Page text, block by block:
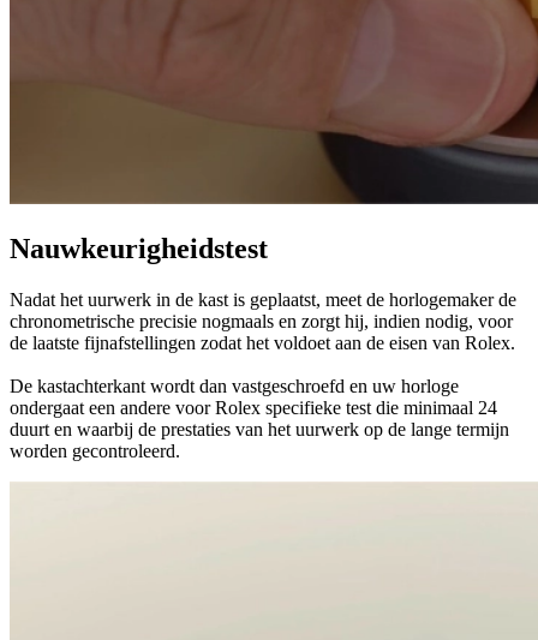
Nauwkeurigheidstest
Nadat het uurwerk in de kast is geplaatst, meet de horlogemaker de
chronometrische precisie nogmaals en zorgt hij, indien nodig, voor
de laatste fijnafstellingen zodat het voldoet aan de eisen van Rolex.
De kastachterkant wordt dan vastgeschroefd en uw horloge
ondergaat een andere voor Rolex specifieke test die minimaal 24
duurt en waarbij de prestaties van het uurwerk op de lange termijn
worden gecontroleerd.